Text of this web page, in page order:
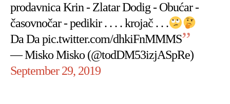
prodavnica Krin - Zlatar Dodig - Obućar -
časovnočar - pedikir . . . . krojač . . .
Da Da pic.twitter.com/dhkiFnMMMS
— Misko Misko (@todDM53izjASpRe)
September 29, 2019